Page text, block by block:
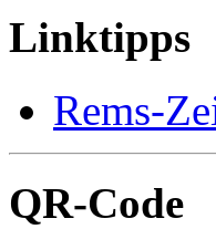
Linktipps
Rems-
QR-Code